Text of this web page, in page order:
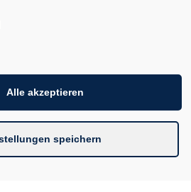
Alle akzeptieren
speichern